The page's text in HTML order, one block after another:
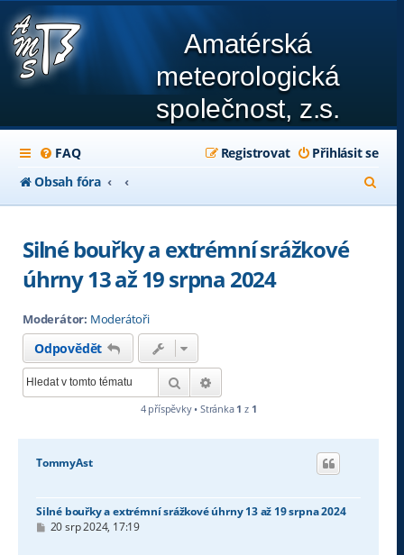
Amatérská
meteorologická
společnost, z.s.
FAQ Přihlásit se
Registrovat
Obsah fóra
l
Silné bouřky a extrémní srážkové
úhrny 13 až 19 srpna 2024
Moderátor: Moderátoři
Odpovědět
Hledat
4 příspěvky • Stránka 1 z 1
TommyAst
Silné bouřky a extrémní srážkové úhrny 13 až 19 srpna 2024
P20 srp 2024, 17:19